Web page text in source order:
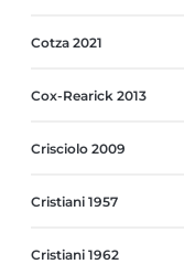
Cotza 2021
Cox-Rearick 2013
Crisciolo 2009
Cristiani 1957
Cristiani 1962